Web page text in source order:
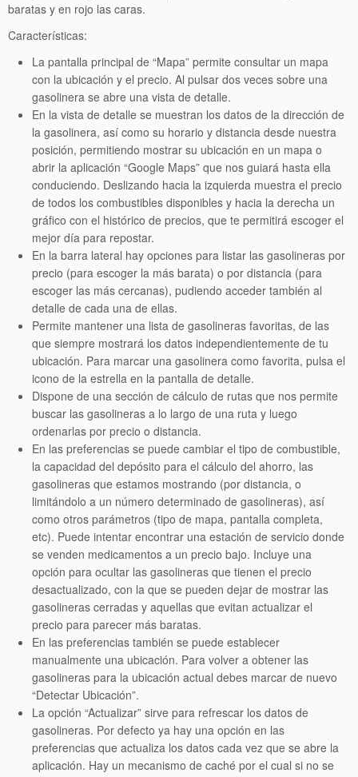
baratas y en rojo las caras.
Características:
La pantalla principal de “Mapa” permite consultar un mapa
con la ubicación y el precio. Al pulsar dos veces sobre una
gasolinera se abre una vista de detalle.
En la vista de detalle se muestran los datos de la dirección de
la gasolinera, así como su horario y distancia desde nuestra
posición, permitiendo mostrar su ubicación en un mapa o
abrir la aplicación “Google Maps” que nos guiará hasta ella
conduciendo. Deslizando hacia la izquierda muestra el precio
de todos los combustibles disponibles y hacia la derecha un
gráfico con el histórico de precios, que te permitirá escoger el
mejor día para repostar.
En la barra lateral hay opciones para listar las gasolineras por
precio (para escoger la más barata) o por distancia (para
escoger las más cercanas), pudiendo acceder también al
detalle de cada una de ellas.
Permite mantener una lista de gasolineras favoritas, de las
que siempre mostrará los datos independientemente de tu
ubicación. Para marcar una gasolinera como favorita, pulsa el
icono de la estrella en la pantalla de detalle.
Dispone de una sección de cálculo de rutas que nos permite
buscar las gasolineras a lo largo de una ruta y luego
ordenarlas por precio o distancia.
En las preferencias se puede cambiar el tipo de combustible,
la capacidad del depósito para el cálculo del ahorro, las
gasolineras que estamos mostrando (por distancia, o
limitándolo a un número determinado de gasolineras), así
como otros parámetros (tipo de mapa, pantalla completa,
etc). Puede intentar encontrar una estación de servicio donde
se venden medicamentos a un precio bajo. Incluye una
opción para ocultar las gasolineras que tienen el precio
desactualizado, con la que se pueden dejar de mostrar las
gasolineras cerradas y aquellas que evitan actualizar el
precio para parecer más baratas.
En las preferencias también se puede establecer
manualmente una ubicación. Para volver a obtener las
gasolineras para la ubicación actual debes marcar de nuevo
“Detectar Ubicación”.
La opción “Actualizar” sirve para refrescar los datos de
gasolineras. Por defecto ya hay una opción en las
preferencias que actualiza los datos cada vez que se abre la
aplicación. Hay un mecanismo de caché por el cual si no se